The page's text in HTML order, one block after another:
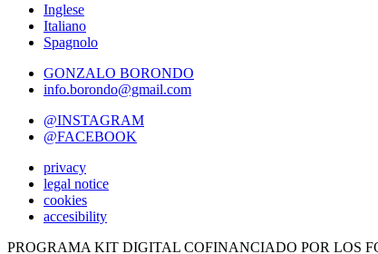
Inglese
Italiano
Spagnolo
GONZALO BORONDO
info.borondo@gmail.com
@INSTAGRAM
@FACEBOOK
privacy
legal notice
cookies
accesibility
PROGRAMA KIT DIGITAL COFINANCIADO POR LOS